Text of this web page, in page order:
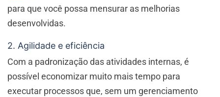
para que você possa mensurar as melhorias
desenvolvidas.
2. Agilidade e eficiência
Com a padronização das atividades internas, é
possível economizar muito mais tempo para
executar processos que, sem um gerenciamento